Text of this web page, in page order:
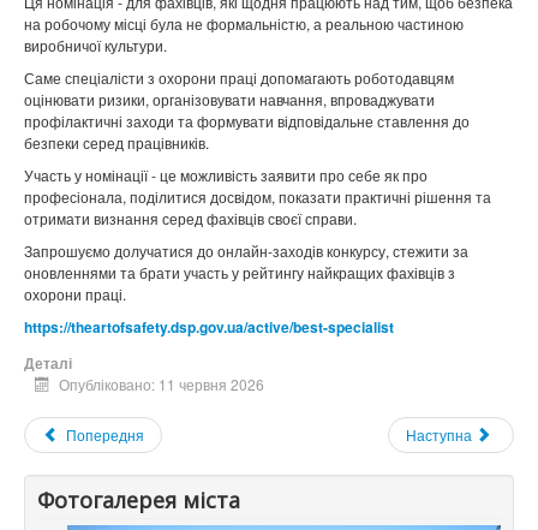
на робочому місці була не формальністю, а реальною частиною
виробничої культури.
Саме спеціалісти з охорони праці допомагають роботодавцям
оцінювати ризики, організовувати навчання, впроваджувати
профілактичні заходи та формувати відповідальне ставлення до
безпеки серед працівників.
Участь у номінації - це можливість заявити про себе як про
професіонала, поділитися досвідом, показати практичні рішення та
отримати визнання серед фахівців своєї справи.
Запрошуємо долучатися до онлайн-заходів конкурсу, стежити за
оновленнями та брати участь у рейтингу найкращих фахівців з
охорони праці.
https://theartofsafety.dsp.gov.ua/active/best-specialist
Деталі
Опубліковано: 11 червня 2026
Попередня Наступна
Фотогалерея міста